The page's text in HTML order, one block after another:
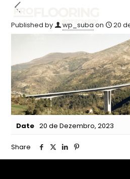
Published by wp_suba on 20
Date 20 de Dezembro, 2023
Share